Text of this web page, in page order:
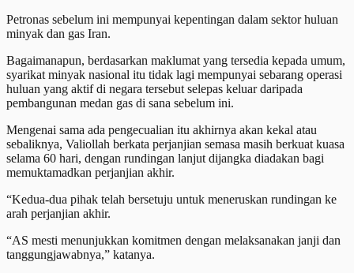
Petronas sebelum ini mempunyai kepentingan dalam sektor huluan
minyak dan gas Iran.
Bagaimanapun, berdasarkan maklumat yang tersedia kepada umum,
syarikat minyak nasional itu tidak lagi mempunyai sebarang operasi
huluan yang aktif di negara tersebut selepas keluar daripada
pembangunan medan gas di sana sebelum ini.
Mengenai sama ada pengecualian itu akhirnya akan kekal atau
sebaliknya, Valiollah berkata perjanjian semasa masih berkuat kuasa
selama 60 hari, dengan rundingan lanjut dijangka diadakan bagi
memuktamadkan perjanjian akhir.
“Kedua-dua pihak telah bersetuju untuk meneruskan rundingan ke
arah perjanjian akhir.
“AS mesti menunjukkan komitmen dengan melaksanakan janji dan
tanggungjawabnya,” katanya.